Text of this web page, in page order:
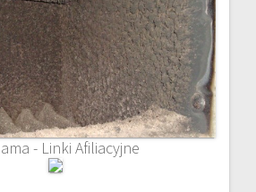
- Linki Afiliacyjne